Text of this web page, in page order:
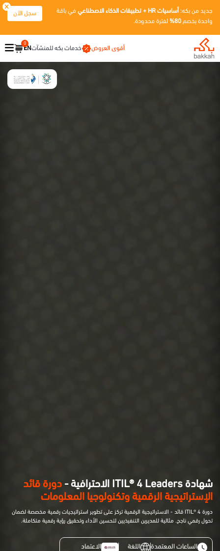
جديد من بكه: أساسيات HR + تطبيقات الذكاء الاصطناعي
في باقة
واحدة بخصم 80% لفترة محدودة.
سجل الآن
أقوى العروض خدمات بكه للمنشآتEN
0
شهادة ITIL® 4 Leaders الاحترافية -
دورة قائد
الإستراتيجية الرقمية وتكنولوجيا المعلومات
دورة ITIL® 4 قائد - الاستراتيجية الرقمية تركز على تطوير استراتيجيات رقمية مخصصة لضمان
تحول رقمي ناجح. مثالية للمديرين التنفيذيين لتحسين الأداء وتحقيق رؤية رقمية متكاملة.
الساعات المعتمدة اللغة الاعتماد